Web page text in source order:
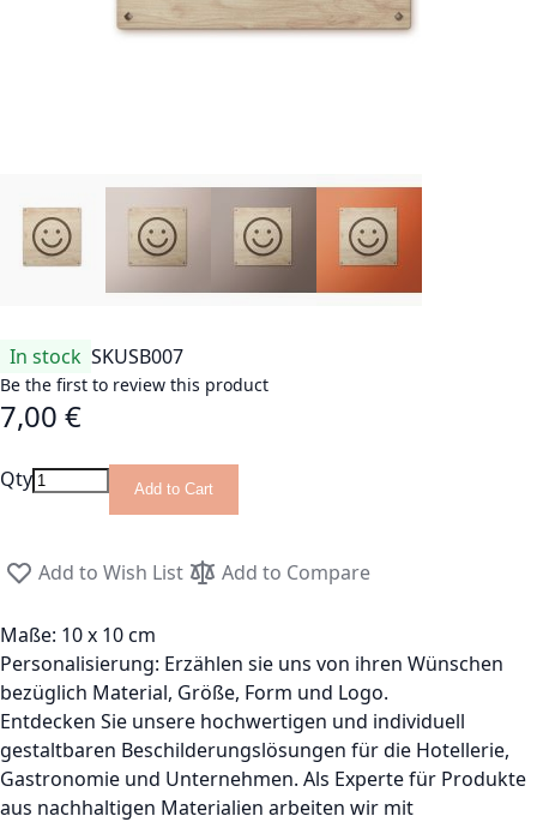
In stock SKUSB007
Be the first to review this product
7,00 €
Qty Add to Cart
Add to Wish List Add to Compare
Maße: 10 x 10 cm
Personalisierung: Erzählen sie uns von ihren Wünschen
bezüglich Material, Größe, Form und Logo.
Entdecken Sie unsere hochwertigen und individuell
gestaltbaren Beschilderungslösungen für die Hotellerie,
Gastronomie und Unternehmen. Als Experte für Produkte
aus nachhaltigen Materialien arbeiten wir mit